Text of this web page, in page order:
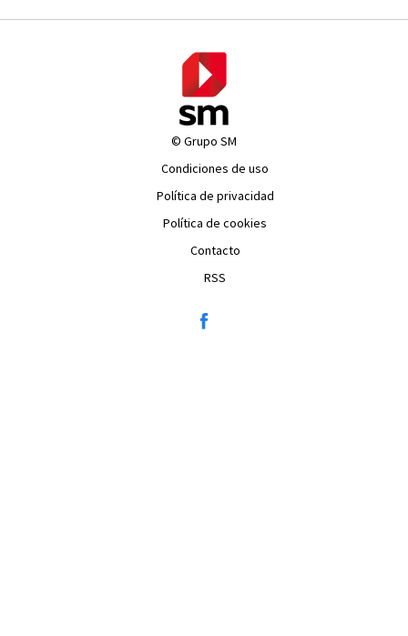
© Grupo SM
Condiciones de uso
Política de privacidad
Política de cookies
Contacto
RSS